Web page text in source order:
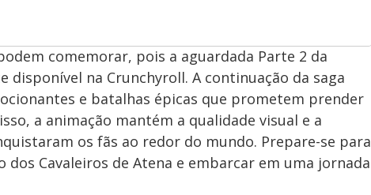
comemorar, pois a aguardada Parte 2 da
disponível na Crunchyroll. A continuação da saga
e batalhas épicas que prometem prender
a animação mantém a qualidade visual e a
os fãs ao redor do mundo. Prepare-se para
Cavaleiros de Atena e embarcar em uma jornada